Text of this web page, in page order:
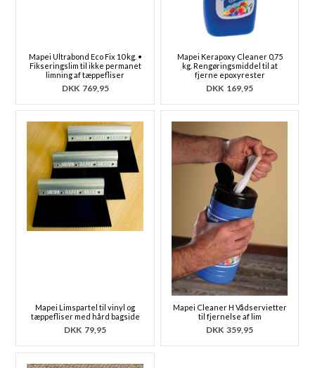
Mapei Ultrabond Eco Fix 10 kg. •
Fikseringslim til ikke permanet
limning af tæppefliser
DKK 769,95
Mapei Kerapoxy Cleaner 0,75
kg. Rengøringsmiddel til at
fjerne epoxyrester
DKK 169,95
Mapei Limspartel til vinyl og
tæppefliser med hård bagside
DKK 79,95
Mapei Cleaner H Vådservietter
til fjernelse af lim
DKK359,95